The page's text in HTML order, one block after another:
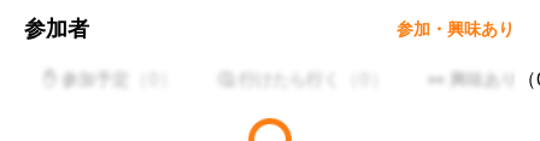
参加者 参加・興味あり
✋ 参加予定 🤔 行けたら行く 👀 興味あり （